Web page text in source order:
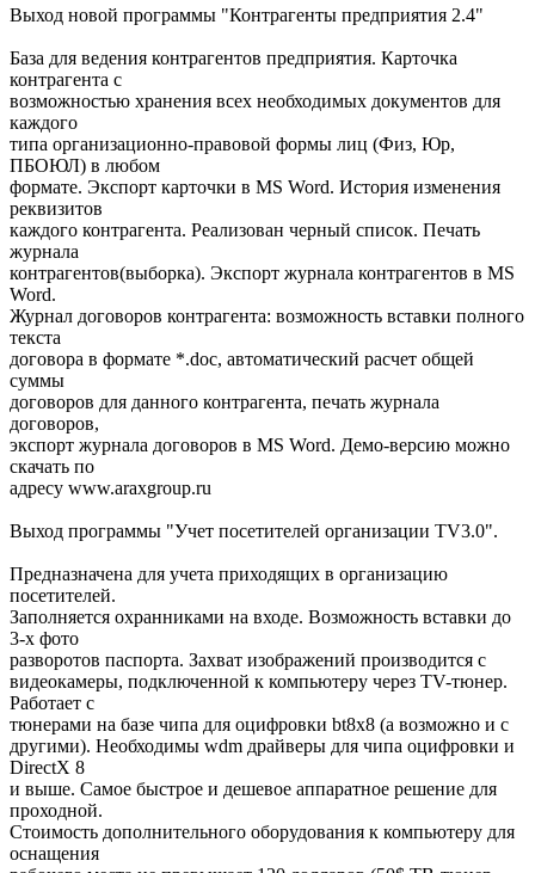
Выход новой программы "Контрагенты предприятия 2.4"
База для ведения контрагентов предприятия. Карточка
контрагента с
возможностью хранения всех необходимых документов для
каждого
типа организационно-правовой формы лиц (Физ, Юр,
ПБОЮЛ) в любом
формате. Экспорт карточки в MS Word. История изменения
реквизитов
каждого контрагента. Реализован черный список. Печать
журнала
контрагентов(выборка). Экспорт журнала контрагентов в MS
Word.
Журнал договоров контрагента: возможность вставки полного
текста
договора в формате *.doc, автоматический расчет общей
суммы
договоров для данного контрагента, печать журнала
договоров,
экспорт журнала договоров в MS Word. Демо-версию можно
скачать по
адресу www.araxgroup.ru
Выход программы "Учет посетителей организации TV3.0".
Предназначена для учета приходящих в организацию
посетителей.
Заполняется охранниками на входе. Возможность вставки до
3-х фото
разворотов паспорта. Захват изображений производится с
видеокамеры, подключенной к компьютеру через TV-тюнер.
Работает с
тюнерами на базе чипа для оцифровки bt8x8 (а возможно и с
другими). Необходимы wdm драйверы для чипа оцифровки и
DirectX 8
и выше. Самое быстрое и дешевое аппаратное решение для
проходной.
Стоимость дополнительного оборудования к компьютеру для
оснащения